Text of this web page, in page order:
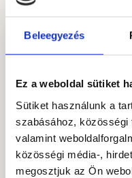
Beleegyezés
Ez a weboldal sütiket
Sütiket használunk a
szabásához,
valamint
közösségi média-,
megosztjuk az Ön